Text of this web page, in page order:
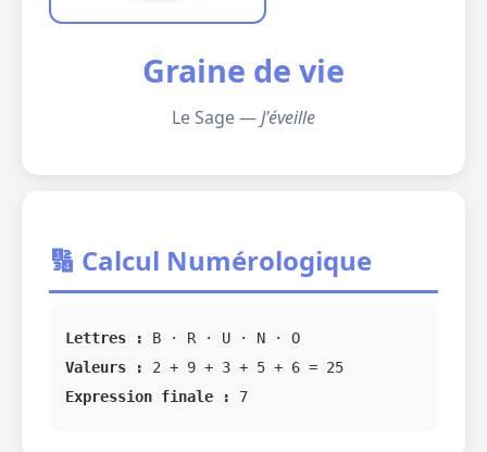
Graine de vie
Le Sage —J'éveille
🔢 Calcul Numérologique
Lettres :
B · R · U · N · O
Valeurs :
2 + 9 + 3 + 5 + 6 = 25
Expression finale :
7